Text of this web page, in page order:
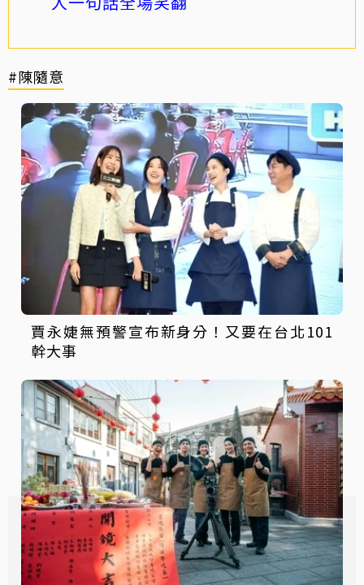
#陳隨意
賈永婕無預警宣布新身分！又要在台北101
幹大事